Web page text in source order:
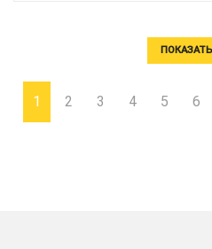
1 2 3 4 5 6